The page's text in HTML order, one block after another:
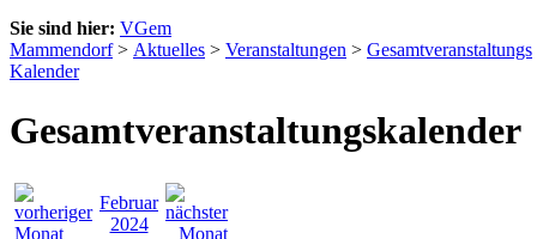
Sie sind hier: VGem
Mammendorf> Aktuelles > Veranstaltungen > Gesamtveranstaltungs
Kalender
Gesamtveranstaltungskalender
Februar
2024